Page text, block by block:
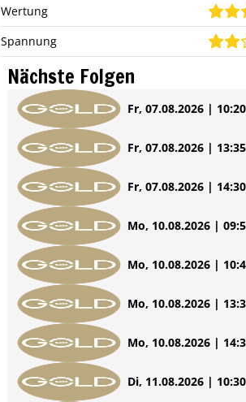
Wertung
Spannung
Nächste Folgen
Fr, 07.08.2026 |
Fr, 07.08.2026 |
Fr, 07.08.2026 |
Mo, 10.08.2026 |
Mo, 10.08.2026 |
Mo, 10.08.2026 |
Mo, 10.08.2026 |
Di, 11.08.2026 |